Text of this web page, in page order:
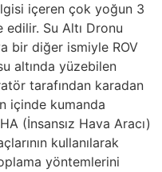
içeren çok yoğun 3
Su Altı Dronu
bir diğer ismiyle ROV
altında yüzebilen
tarafından karadan
içinde kumanda
(İnsansız Hava Aracı)
kullanılarak
yöntemlerini